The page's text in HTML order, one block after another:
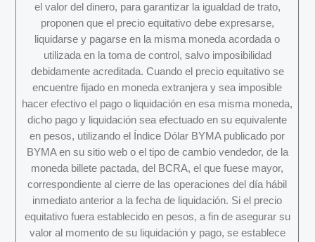
el valor del dinero, para garantizar la igualdad de trato,
proponen que el precio equitativo debe expresarse,
liquidarse y pagarse en la misma moneda acordada o
utilizada en la toma de control, salvo imposibilidad
debidamente acreditada. Cuando el precio equitativo se
encuentre fijado en moneda extranjera y sea imposible
hacer efectivo el pago o liquidación en esa misma moneda,
dicho pago y liquidación sea efectuado en su equivalente
en pesos, utilizando el Índice Dólar BYMA publicado por
BYMA en su sitio web o el tipo de cambio vendedor, de la
moneda billete pactada, del BCRA, el que fuese mayor,
correspondiente al cierre de las operaciones del día hábil
inmediato anterior a la fecha de liquidación. Si el precio
equitativo fuera establecido en pesos, a fin de asegurar su
valor al momento de su liquidación y pago, se establece